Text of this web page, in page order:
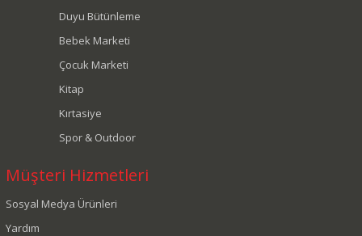
Duyu Bütünleme
Bebek Marketi
Çocuk Marketi
Kitap
Kırtasiye
Spor & Outdoor
Müşteri Hizmetleri
Sosyal Medya Ürünleri
Yardım